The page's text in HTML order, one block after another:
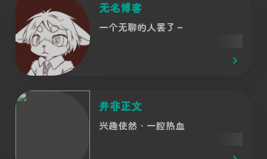
无名博客
一个无聊的人罢了～
并非正文
兴趣使然・一腔热血